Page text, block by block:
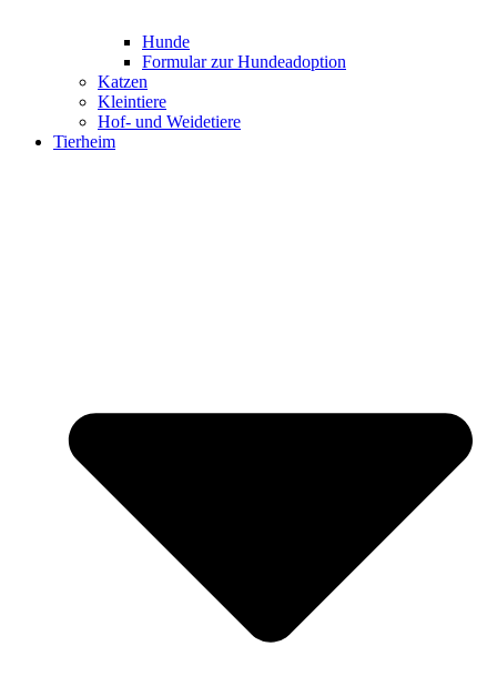
Hunde
Formular zur Hundeadoption
Katzen
Kleintiere
Hof- und Weidetiere
Tierheim